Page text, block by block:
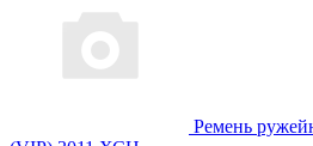
Ремень